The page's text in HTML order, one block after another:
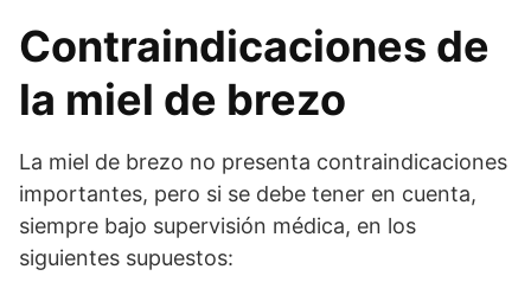
Contraindicaciones de
la miel de brezo
La miel de brezo no presenta contraindicaciones
importantes, pero si se debe tener en cuenta,
siempre bajo supervisión médica, en los
siguientes supuestos: